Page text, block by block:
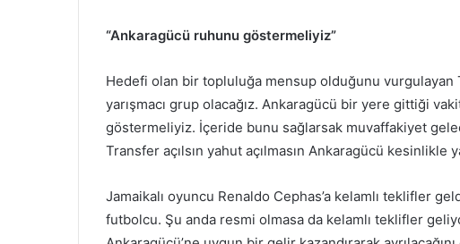
“Ankaragücü ruhunu göstermeliyiz”
Hedefi olan bir topluluğa mensup olduğunu vurgulayan
yarışmacı grup olacağız. Ankaragücü bir yere gittiği
göstermeliyiz. İçeride bunu sağlarsak muvaffakiyet
Transfer açılsın yahut açılmasın Ankaragücü kesinlikle
Jamaikalı oyuncu Renaldo Cephas’a kelamlı teklifler
futbolcu. Şu anda resmi olmasa da kelamlı teklifler